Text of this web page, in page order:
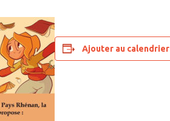
Ajouter au calendrier